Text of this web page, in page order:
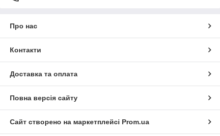
Про нас
Контакти
Доставка та оплата
Повна версія сайту
Сайт створено на маркетплейсі Prom.ua